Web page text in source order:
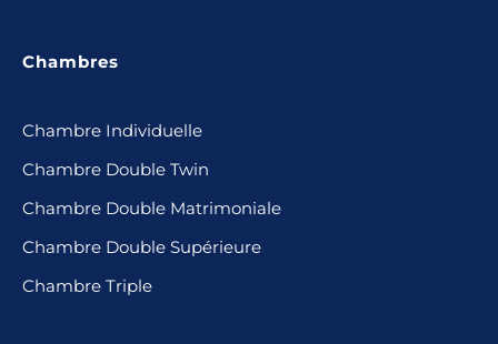
Chambres
Chambre Individuelle
Chambre Double Twin
Chambre Double Matrimoniale
Chambre Double Supérieure
Chambre Triple